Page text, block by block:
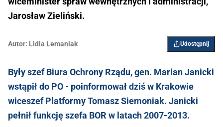
Jarosław Zieliński.
Autor: Lidia Lemaniak Udostępnij
Były szef Biura Ochrony Rządu, gen. Marian Janicki
wstąpił do PO - poinformował dziś w Krakowie
wiceszef Platformy Tomasz Siemoniak. Janicki
pełnił funkcję szefa BOR w latach 2007-2013.